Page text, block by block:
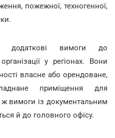
пожежної, техногенної,
додаткові вимоги до
у регіонах. Вони
власне або орендоване,
приміщення для
ж вимоги із документальним
й до головного офісу.